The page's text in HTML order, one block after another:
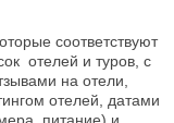
соответствуют
отелей и туров, с
на отели,
отелей, датами